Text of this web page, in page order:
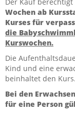
Wochen ab
Kurses für
die
Kurswochen.
Die
Kind und eine
beinhaltet den Kurs.
Bei den
für eine Person